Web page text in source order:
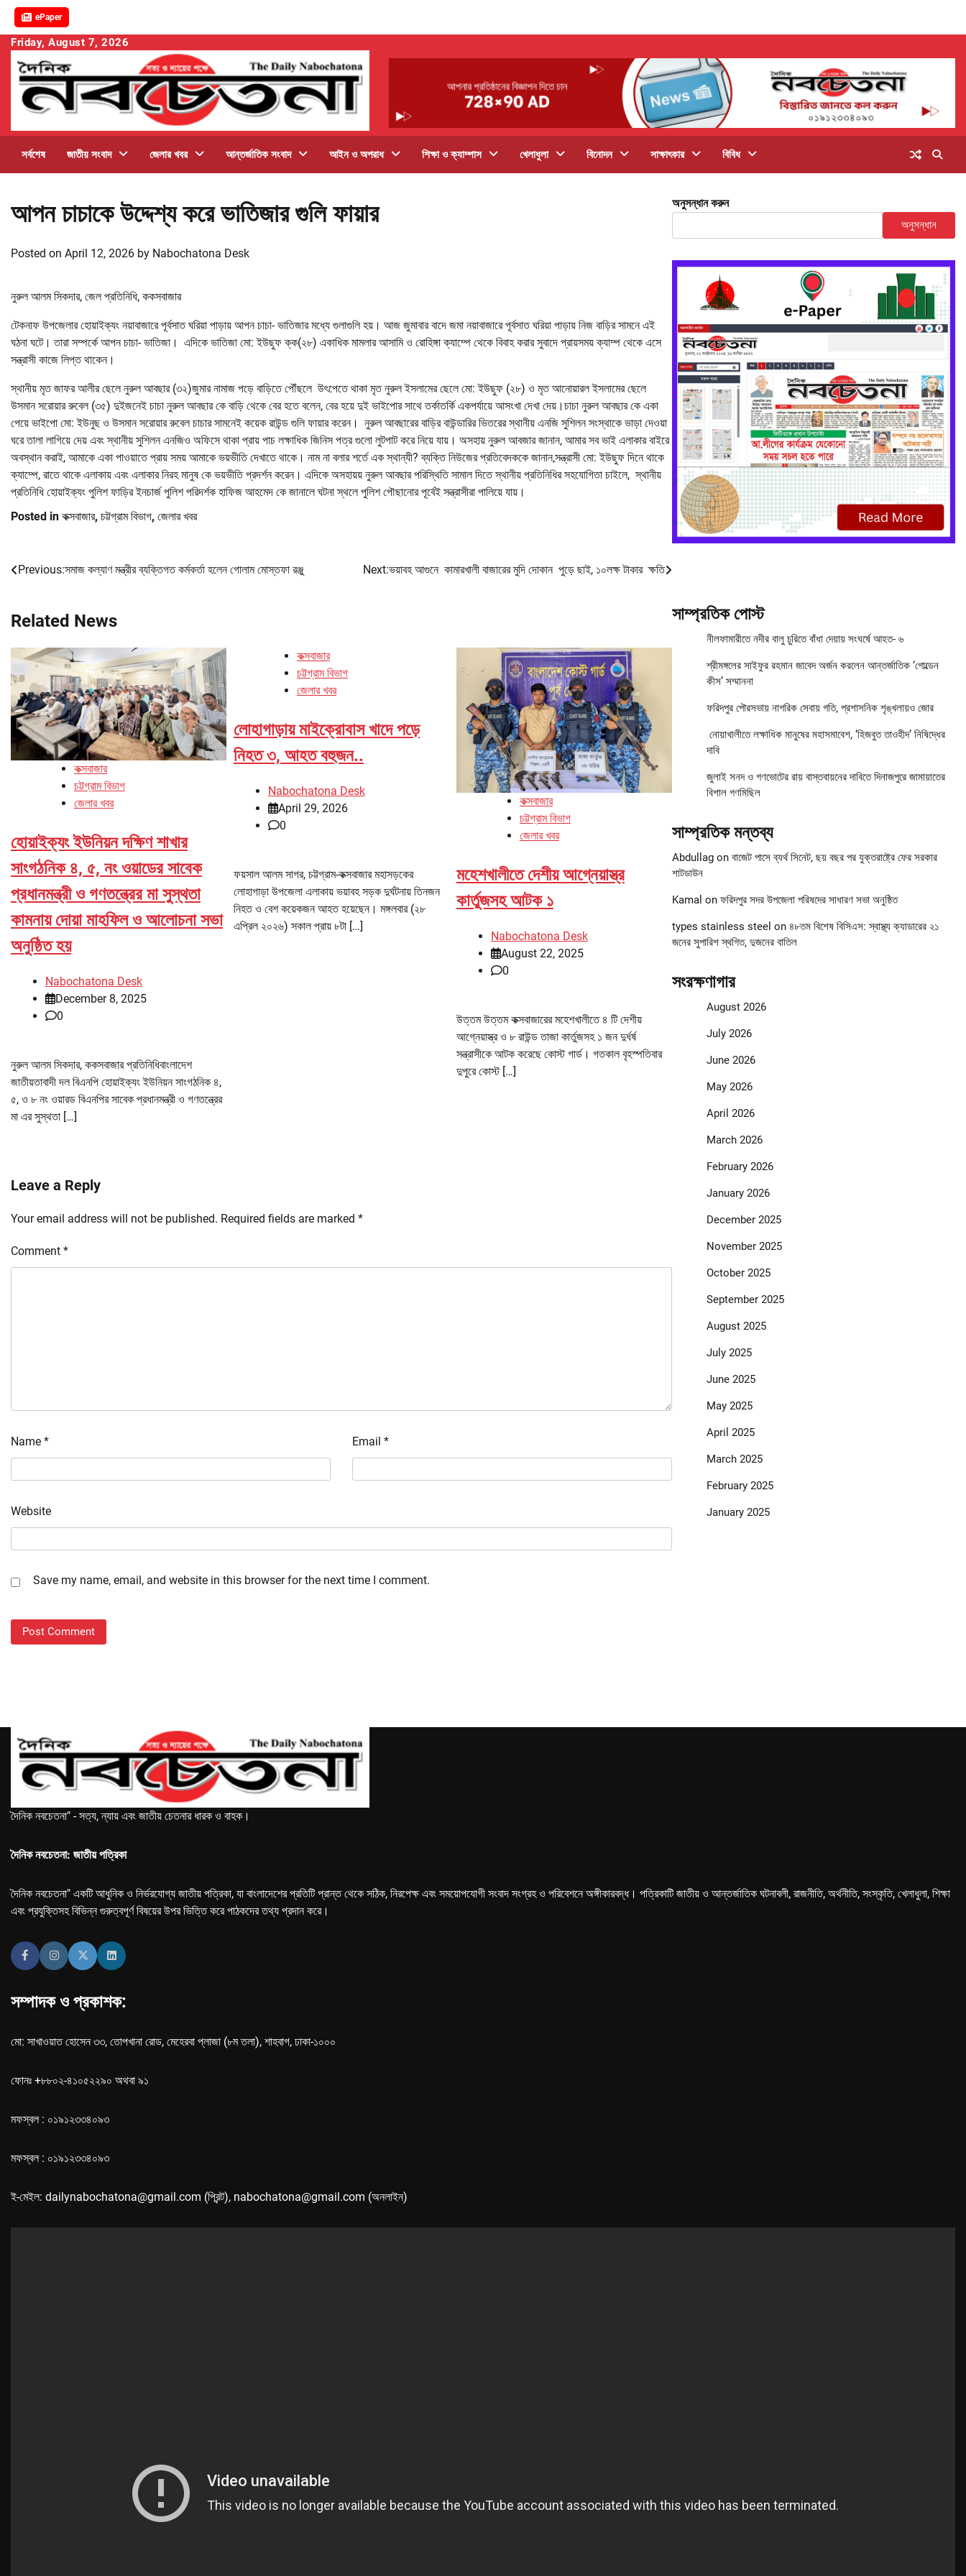
ePaper
Skip
content
Friday, August 7, 2026
সর্বশেষ জাতীয় সংবাদ জেলার খবর আন্তর্জাতিক সংবাদ আইন ও অপরাধ শিক্ষা ও ক্যাম্পাস খেলাধুলা বিনোদন সাক্ষাৎকার বিবিধ
আপন চাচাকে উদ্দেশ্য করে ভাতিজার গুলি ফায়ার
Posted on April 12, 2026 by Nabochatona Desk
নুরুল আলম সিকদার, জেল প্রতিনিধি, ককসবাজার
টেকনাফ উপজেলার হোয়াইক্যং নয়াবাজারে পূর্বসাত ঘরিয়া পাড়ায় আপন চাচা- ভাতিজার মধ্যে গুলাগুলি হয়। আজ জুমাবার বাদে জমা নয়াবাজারে পূর্বসাত ঘরিয়া পাড়ায় নিজ বাড়ির সামনে এই
ঘঠনা ঘটে। তারা সম্পর্কে আপন চাচা- ভাতিজা। এদিকে ভাতিজা মো: ইউছুফ ক্ক(২৮) একাধিক মামলার আসামি ও রোহিঙ্গা ক্যাম্পে থেকে বিবাহ করার সুবাদে প্রায়সময় ক্যাম্প থেকে এসে
সন্ত্রাসী কাজে লিপ্ত থাকেন।
স্থানীয় মৃত জাফর আলীর ছেলে নুরুল আবছার (৩২)জুমার নামাজ পড়ে বাড়িতে পৌঁছলে উৎপেতে থাকা মৃত নুরুল ইসলামের ছেলে মো: ইউছুফ (২৮) ও মৃত আনোয়ারল ইসলামের ছেলে
উসমান সরোয়ার রুবেল (৩৫) দুইজনেই চাচা নুরুল আবছার কে বাড়ি থেকে বের হতে বলেন, বের হয়ে দুই ভাইপোর সাথে তর্কাতর্কি একপর্যায়ে আসংখা দেখা দেয়।চাচা নুরুল আবছার কে একা
পেয়ে ভাইপো মো: ইউনুছ ও উসমান সরোয়ার রুবেল চাচার সামনেই কয়েক রাউন্ড গুলি ফায়ার করেন। নুরুল আবছারের বাড়ির বাউন্ডারির ভিতরের স্থানীয় এনজি সুশিলন সংস্থাকে ভাড়া দেওয়া
ঘরে তালা লাগিয়ে দেয় এবং স্থানীয় সুশিলন এনজিও অফিসে থাকা প্রায় পাচ লক্ষাধিক জিনিস পত্র গুলো লুটপাট করে নিয়ে যায়। অসহায় নুরুল আবজার জানান, আমার সব ভাই এলাকার বাইরে
অবস্থান করাই, আমাকে একা পাওয়াতে প্রায় সময় আমাকে ভয়ভীতি দেখাতে থাকে। নাম না বলার শর্তে এক স্থান্যী? ব্যক্তি নিউজের প্রতিবেদককে জানান,সন্ত্রাসী মো: ইউছুফ দিনে থাকে
ক্যাম্পে, রাতে থাকে এলাকায় এবং এলাকার নিরহ মানুষ কে ভয়ভীতি প্রদর্শন করেন। এদিকে অসহায়য় নুরুল আবছার পরিস্থিতি সামাল দিতে স্থানীয় প্রতিনিধির সহযোগিতা চাইলে, স্থানীয়
প্রতিনিধি হোয়াইক্যং পুলিশ ফাড়ির ইনচার্জ পুলিশ পরিদর্শক হাফিজ আহমেদ কে জানালে ঘটনা স্থলে পুলিশ পৌছানোর পূর্বেই সন্ত্রাসীরা পালিয়ে যায়।
Posted in কক্সবাজার, চট্টগ্রাম বিভাগ, জেলার খবর
Post
Previous:সমাজ কল্যাণ মন্ত্রীর ব্যক্তিগত কর্মকর্তা হলেন গোলাম মোস্তফা রঞ্জু Next:ভয়াবহ আগুনে কামারখালী বাজারের মুদি দোকান পুড়ে ছাই, ১০লক্ষ টাকার ক্ষতি
Related News
কক্সবাজার
চট্টগ্রাম বিভাগ
জেলার খবর
হোয়াইক্যং ইউনিয়ন দক্ষিণ শাখার
সাংগঠনিক ৪, ৫, নং ওয়াডের সাবেক
প্রধানমন্ত্রী ও গণতন্ত্রের মা সুস্থতা
কামনায় দোয়া মাহফিল ও আলোচনা সভা
অনুষ্ঠিত হয়
Nabochatona Desk
December 8, 2025
0
নুরুল আলম সিকদার, ককসবাজার প্রতিনিধিবাংলাদেশ
জাতীয়তাবাদী দল বিএনপি হোয়াইক্যং ইউনিয়ন সাংগঠনিক ৪,
৫, ও ৮ নং ওয়ারড বিএনপির সাবেক প্রধানমন্ত্রী ও গণতন্ত্রের
মা এর সুস্থতা […]
কক্সবাজার
চট্টগ্রাম বিভাগ
জেলার খবর
লোহাগাড়ায় মাইক্রোবাস খাদে পড়ে
নিহত ৩, আহত বহুজন..
Nabochatona Desk
April 29, 2026
0
ফয়সাল আলম সাগর, চট্টগ্রাম-কক্সবাজার মহাসড়কের
লোহাগাড়া উপজেলা এলাকায় ভয়াবহ সড়ক দুর্ঘটনায় তিনজন
নিহত ও বেশ কয়েকজন আহত হয়েছেন। মঙ্গলবার (২৮
এপ্রিল ২০২৬) সকাল প্রায় ৮টা […]
কক্সবাজার
চট্টগ্রাম বিভাগ
জেলার খবর
মহেশখালীতে দেশীয় আগ্নেয়াস্ত্র
কার্তুজসহ আটক ১
Nabochatona Desk
August 22, 2025
0
উত্তম উত্তম কক্সবাজারের মহেশখালীতে ৪ টি দেশীয়
আগ্নেয়াস্ত্র ও ৮ রাউন্ড তাজা কার্তুজসহ ১ জন দুর্ধর্ষ
সন্ত্রাসীকে আটক করেছে কোস্ট গার্ড। গতকাল বৃহস্পতিবার
দুপুরে কোস্ট […]
Leave a Reply
Your email address will not be published. Required fields are marked *
Comment *
Name * Email *
Website
Save my name, email, and website in this browser for the next time I comment.
অনুসন্ধান করুন
অনুসন্ধান
সাম্প্রতিক পোস্ট
নীলফামারীতে নদীর বালু চুরিতে বাঁধা দেয়ায় সংঘর্ষে আহত- ৬
শ্রীমঙ্গলের সাইফুর রহমান জাবেদ অর্জন করলেন আন্তর্জাতিক ‘গোল্ডেন
কীস’ সম্মাননা
ফরিদপুর পৌরসভায় নাগরিক সেবায় গতি, প্রশাসনিক শৃঙ্খলায়ও জোর
নোয়াখালীতে লক্ষাধিক মানুষের মহাসমাবেশ, ‘হিজবুত তাওহীদ’ নিষিদ্ধের
দাবি
জুলাই সনদ ও গণভোটের রায় বাস্তবায়নের দাবিতে দিনাজপুরে জামায়াতের
বিশাল গণমিছিল
সাম্প্রতিক মন্তব্য
Abdullagon বাজেট পাসে ব্যর্থ সিনেট, ছয় বছর পর যুক্তরাষ্ট্রে ফের সরকার
শাটডাউন
Kamal on ফরিদপুর সদর উপজেলা পরিষদের সাধারণ সভা অনুষ্ঠিত
types stainless steel on ৪৮তম বিশেষ বিসিএস: স্বাস্থ্য ক্যাডারের ২১
জনের সুপারিশ স্থগিত, দুজনের বাতিল
সংরক্ষণাগার
August 2026
July 2026
June 2026
May 2026
April 2026
March 2026
February 2026
January 2026
December 2025
November 2025
October 2025
September 2025
August 2025
July 2025
June 2025
May 2025
April 2025
March 2025
February 2025
January 2025
দৈনিক নবচেতনা" - সত্য, ন্যায় এবং জাতীয় চেতনার ধারক ও বাহক।
দৈনিক নবচেতনা: জাতীয় পত্রিকা
দৈনিক নবচেতনা" একটি আধুনিক ও নির্ভরযোগ্য জাতীয় পত্রিকা, যা বাংলাদেশের প্রতিটি প্রান্ত থেকে সঠিক, নিরপেক্ষ এবং সময়োপযোগী সংবাদ সংগ্রহ ও পরিবেশনে অঙ্গীকারবদ্ধ। পত্রিকাটি জাতীয় ও আন্তর্জাতিক ঘটনাবলী, রাজনীতি, অর্থনীতি, সংস্কৃতি, খেলাধুলা, শিক্ষা
এবং প্রযুক্তিসহ বিভিন্ন গুরুত্বপূর্ণ বিষয়ের উপর ভিত্তি করে পাঠকদের তথ্য প্রদান করে।
সম্পাদক ও প্রকাশক:
মো: সাখাওয়াত হোসেন ৩৩, তোপখানা রোড, মেহেরবা প্লাজা (৮ম তলা), শাহবাগ, ঢাকা-১০০০
ফোনঃ +৮৮০২-৪১০৫২২৯০ অথবা ৯১
মফস্বল : ০১৯১২৩৩৪০৯৩
মফস্বল : ০১৯১২৩৩৪০৯৩
ই-মেইল: dailynabochatona@gmail.com (প্রিন্ট), nabochatona@gmail.com (অনলাইন)